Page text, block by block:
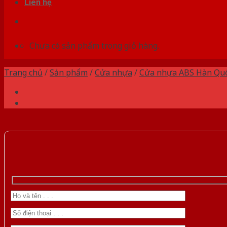
Liên hệ
Chưa có sản phẩm trong giỏ hàng.
Trang chủ /Sản phẩm /Cửa nhựa /Cửa nhựa ABS Hàn